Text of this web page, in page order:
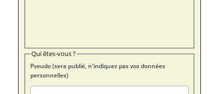
Qui êtes-vous ?
Pseudo (sera publié, n'indiquez pas vos données
personnelles)